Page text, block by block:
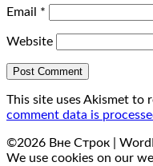
Email *
Website
This site uses Akismet to
comment data is
©2026 Вне Строк |
We use cookies on our